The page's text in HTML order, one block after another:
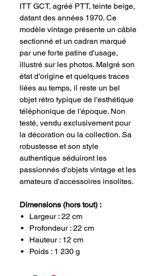
ITT GCT, agréé PTT, teinte beige,
datant des années 1970. Ce
modèle vintage présente un câble
sectionné et un cadran marqué
par une forte patine d'usage,
illustré sur les photos. Malgré son
état d'origine et quelques traces
liées au temps, il reste un bel
objet rétro typique de l'esthétique
téléphonique de l'époque. Non
testé, vendu exclusivement pour
la décoration ou la collection. Sa
robustesse et son style
authentique séduiront les
passionnés d'objets vintage et les
amateurs d'accessoires insolites.
Dimensions (hors tout) :
Largeur : 22 cm
Profondeur : 22 cm
Hauteur : 12 cm
Poids : 1 230 g